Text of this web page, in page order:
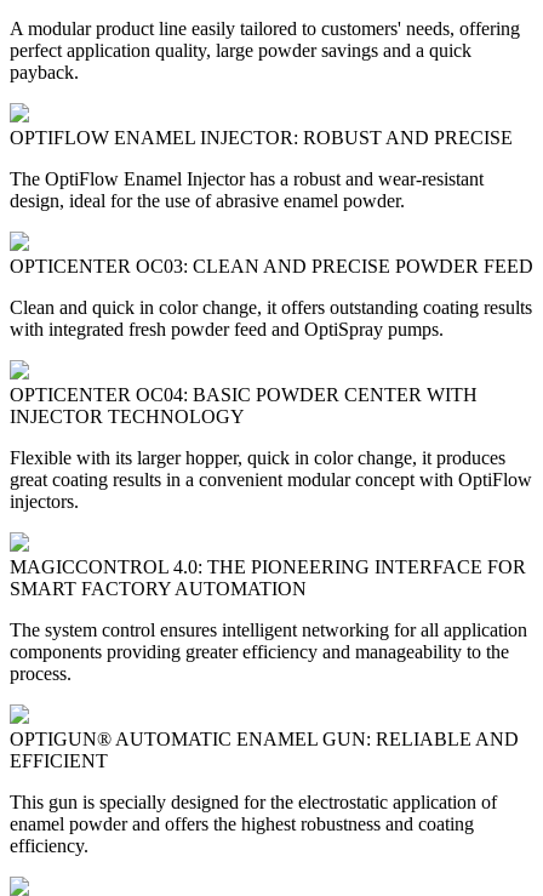
A modular product line easily tailored to customers' needs, offering
perfect application quality, large powder savings and a quick
payback.
OPTIFLOW ENAMEL INJECTOR: ROBUST AND PRECISE
The OptiFlow Enamel Injector has a robust and wear-resistant
design, ideal for the use of abrasive enamel powder.
OPTICENTER OC03: CLEAN AND PRECISE POWDER FEED
Clean and quick in color change, it offers outstanding coating results
with integrated fresh powder feed and OptiSpray pumps.
OPTICENTER OC04: BASIC POWDER CENTER WITH
INJECTOR TECHNOLOGY
Flexible with its larger hopper, quick in color change, it produces
great coating results in a convenient modular concept with OptiFlow
injectors.
MAGICCONTROL 4.0: THE PIONEERING INTERFACE FOR
SMART FACTORY AUTOMATION
The system control ensures intelligent networking for all application
components providing greater efficiency and manageability to the
process.
OPTIGUN® AUTOMATIC ENAMEL GUN: RELIABLE AND
EFFICIENT
This gun is specially designed for the electrostatic application of
enamel powder and offers the highest robustness and coating
efficiency.